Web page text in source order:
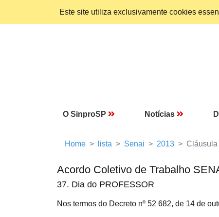
Este site utiliza exclusivamente cookies
O SinproSP Notícias
Home lista Senai 2013 Cláusula
Acordo Coletivo de Trabalho
37. Dia do PROFESSOR
Nos termos do Decreto nº 52 682, de 14 de